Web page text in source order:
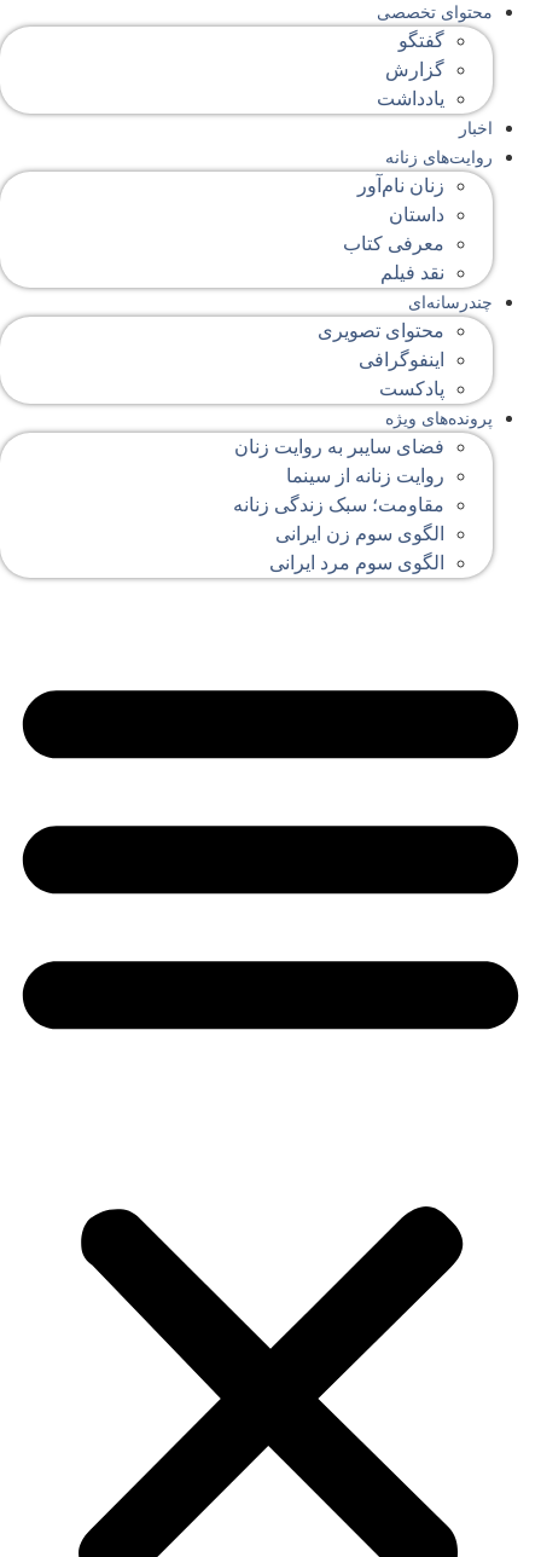
محتوای‌ تخصصی
گفتگو
گزارش
یادداشت
اخبار
روایت‌های زنانه
زنان نام‌آور
داستان
معرفی کتاب
نقد فیلم
چندرسانه‌ای
محتوای تصویری
اینفوگرافی
پادکست
پرونده‌های ویژه
فضای سایبر به روایت زنان
روایت زنانه از سینما
مقاومت؛ سبک زندگی زنانه
الگوی سوم زن ایرانی
الگوی سوم مرد ایرانی